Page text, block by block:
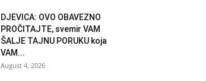
DJEVICA: OVO OBAVEZNO
PROČITAJTE, svemir VAM
ŠALJE TAJNU PORUKU koja
VAM...
August 4, 2026